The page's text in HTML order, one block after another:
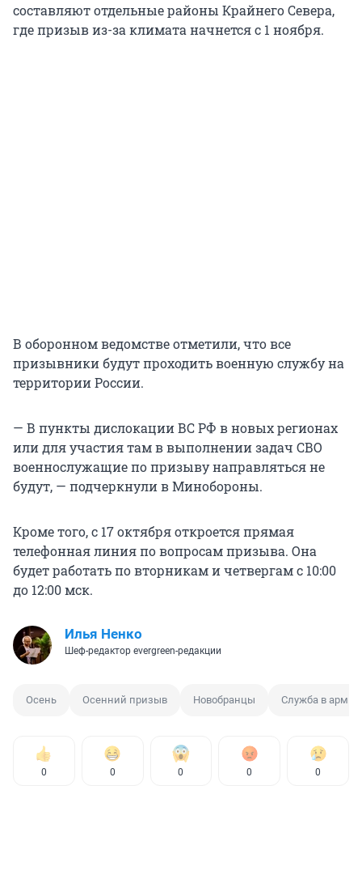
составляют отдельные районы Крайнего Севера,
где призыв из-за климата начнется с 1 ноября.
В оборонном ведомстве отметили, что все
призывники будут проходить военную службу на
территории России.
— В пункты дислокации ВС РФ в новых регионах
или для участия там в выполнении задач СВО
военнослужащие по призыву направляться не
будут, — подчеркнули в Минобороны.
Кроме того, с 17 октября откроется прямая
телефонная линия по вопросам призыва. Она
будет работать по вторникам и четвергам с 10:00
до 12:00 мск.
Илья Ненко
Шеф-редактор evergreen-редакции
Осень Осенний призыв Новобранцы Служба в армии
0 0 0 0 0